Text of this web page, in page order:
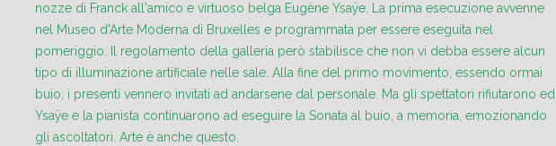
nozze di Franck all'amico e virtuoso belga Eugène Ysaÿe. La prima esecuzione avvenne
nel Museo d'Arte Moderna di Bruxelles e programmata per essere eseguita nel
pomeriggio. Il regolamento della galleria però stabilisce che non vi debba essere alcun
tipo di illuminazione artificiale nelle sale. Alla fine del primo movimento, essendo ormai
buio, i presenti vennero invitati ad andarsene dal personale. Ma gli spettatori rifiutarono ed
Ysaÿe e la pianista continuarono ad eseguire la Sonata al buio, a memoria, emozionando
gli ascoltatori. Arte è anche questo.